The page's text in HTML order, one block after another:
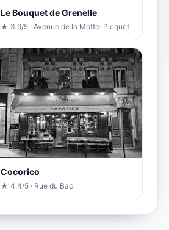
Le Bouquet de Grenelle
★ 3.9/5 · Avenue de la Motte-Picquet
Cocorico
★ 4.4/5 · Rue du Bac